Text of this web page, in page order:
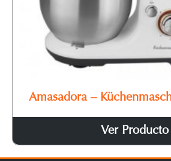
Amasadora –
Ver Producto